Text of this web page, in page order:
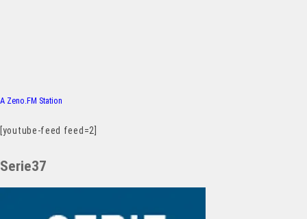
A Zeno.FM Station
[youtube-feed feed=2]
Serie37